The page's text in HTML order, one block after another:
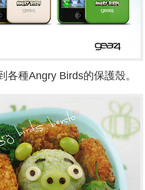
種Angry Birds的保護殼。